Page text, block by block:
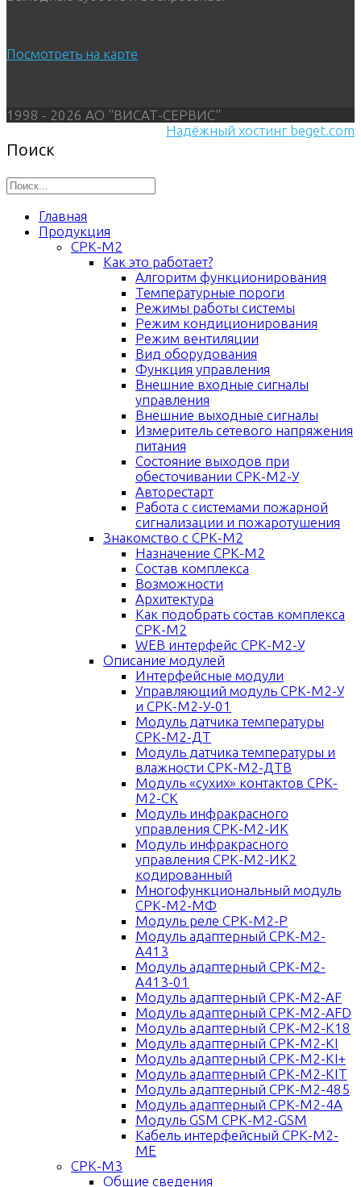
Посмотреть на карте
1998 - 2026 АО "ВИСАТ-СЕРВИС"
Надёжный хостинг beget.com
Поиск
Главная
Продукция
СРК-М2
Как это работает?
Алгоритм функционирования
Температурные пороги
Режимы работы системы
Режим кондиционирования
Режим вентиляции
Вид оборудования
Функция управления
Внешние входные сигналы
управления
Внешние выходные сигналы
Измеритель сетевого напряжения
питания
Состояние выходов при
обесточивании СРК-М2-У
Авторестарт
Работа с системами пожарной
сигнализации и пожаротушения
Знакомство с СРК-М2
Назначение СРК-М2
Состав комплекса
Возможности
Архитектура
Как подобрать состав комплекса
СРК-М2
WEB интерфейс СРК-М2-У
Описание модулей
Интерфейсные модули
Управляющий модуль СРК-М2-У
и СРК-М2-У-01
Модуль датчика температуры
СРК-М2-ДТ
Модуль датчика температуры и
влажности СРК-М2-ДТВ
Модуль «сухих» контактов СРК-
М2-СК
Модуль инфракрасного
управления СРК-М2-ИК
Модуль инфракрасного
управления СРК-М2-ИК2
кодированный
Многофункциональный модуль
СРК-М2-МФ
Модуль реле СРК-М2-Р
Модуль адаптерный СРК-М2-
А413
Модуль адаптерный СРК-М2-
А413-01
Модуль адаптерный СРК-М2-AF
Модуль адаптерный СРК-М2-AFD
Модуль адаптерный СРК-М2-К18
Модуль адаптерный СРК-М2-KI
Модуль адаптерный СРК-М2-KI+
Модуль адаптерный СРК-М2-KIT
Модуль адаптерный СРК-М2-485
Модуль адаптерный СРК-М2-4A
Модуль GSM СРК-М2-GSM
Кабель интерфейсный СРК-М2-
ME
СРК-М3
Общие сведения